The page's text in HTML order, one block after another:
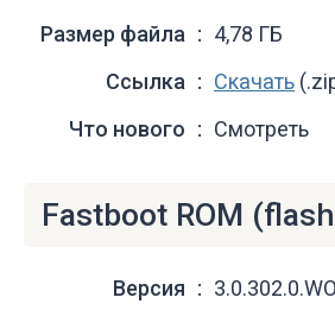
Размер файла
4,78 ГБ
Ссылка
Скачать
Что нового
Смотреть
Fastboot ROM
Версия